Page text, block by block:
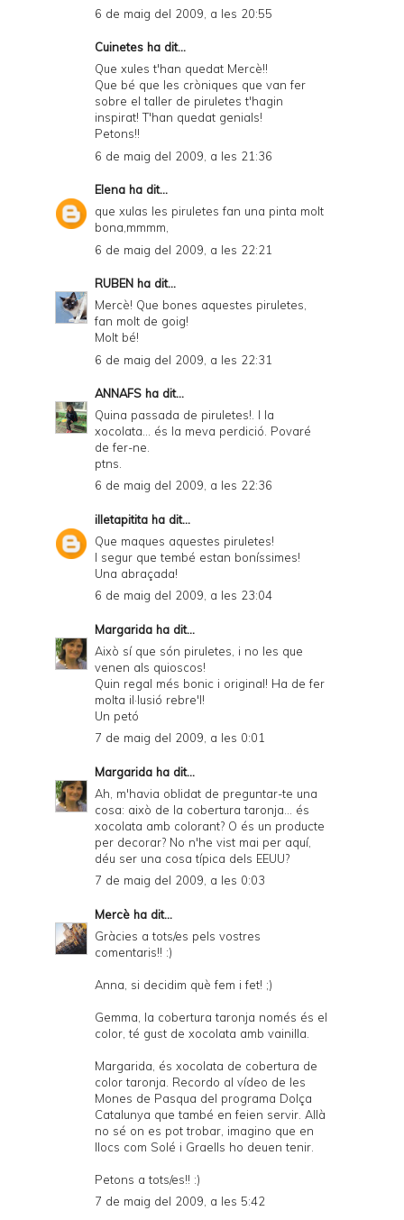
6 de maig del 2009, a les 20:55
Cuinetes ha dit...
Que xules t'han quedat Mercè!!
Que bé que les cròniques que van fer
sobre el taller de piruletes t'hagin
inspirat! T'han quedat genials!
Petons!!
6 de maig del 2009, a les 21:36
Elena ha dit...
que xulas les piruletes fan una pinta molt
bona,mmmm,
6 de maig del 2009, a les 22:21
RUBEN ha dit...
Mercè! Que bones aquestes piruletes,
fan molt de goig!
Molt bé!
6 de maig del 2009, a les 22:31
ANNAFS ha dit...
Quina passada de piruletes!. I la
xocolata... és la meva perdició. Povaré
de fer-ne.
ptns.
6 de maig del 2009, a les 22:36
illetapitita ha dit...
Que maques aquestes piruletes!
I segur que tembé estan boníssimes!
Una abraçada!
6 de maig del 2009, a les 23:04
Margarida ha dit...
Això sí que són piruletes, i no les que
venen als quioscos!
Quin regal més bonic i original! Ha de fer
molta il·lusió rebre'l!
Un petó
7 de maig del 2009, a les 0:01
Margarida ha dit...
Ah, m'havia oblidat de preguntar-te una
cosa: això de la cobertura taronja... és
xocolata amb colorant? O és un producte
per decorar? No n'he vist mai per aquí,
déu ser una cosa típica dels EEUU?
7 de maig del 2009, a les 0:03
Mercè ha dit...
Gràcies a tots/es pels vostres
comentaris!! :)
Anna, si decidim què fem i fet! ;)
Gemma, la cobertura taronja només és el
color, té gust de xocolata amb vainilla.
Margarida, és xocolata de cobertura de
color taronja. Recordo al vídeo de les
Mones de Pasqua del programa Dolça
Catalunya que també en feien servir. Allà
no sé on es pot trobar, imagino que en
llocs com Solé i Graells ho deuen tenir.
Petons a tots/es!! :)
7 de maig del 2009, a les 5:42